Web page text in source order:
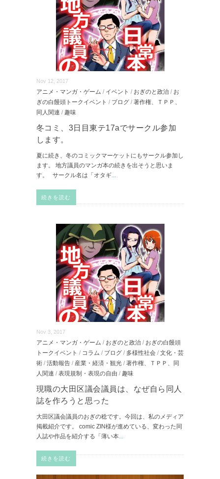
Nov 12, 2017
アニメ・マンガ・ゲーム / イベント / おぎのと政治 / お
ぎの白饅頭トークイベント / ブログ / 著作権、ＴＰＰ、
同人関連 / 趣味
冬コミ、3日目東テ17aでサークル参加
します。
夏に続き、冬のコミックマーケットにもサークル参加し
ます。 地方議員のマンガ本の続きを出そうと思いま
す。 サークル名は「オタギ
続きを読む
Nov 3, 2017
アニメ・マンガ・ゲーム / おぎのと政治 / おぎの白饅頭
トークイベント / コラム / ブログ / 多様性社会 / 文化・芸
術 / 活動報告 / 産業・経済・観光 / 著作権、ＴＰＰ、同
人関連 / 表現規制・表現の自由 / 趣味
現職の大田区議会議員は、なぜ自ら同人
誌を作ろうと思った
大田区議会議員のおぎの稔です。今回は、私のメディア
掲載紹介です。 comic ZIN様が進めている、変わった同
人誌や作品を紹介する「薄い本
続きを読む